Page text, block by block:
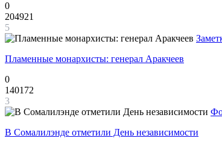
0
204921
5
Пламенные монархисты: генерал Аракчеев
0
140172
3
В Сомалилэнде отметили День независимости